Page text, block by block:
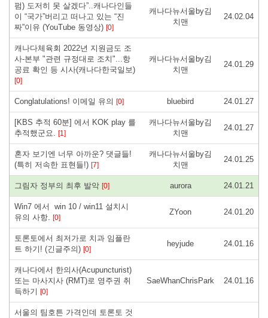
펌) 도저히 못 살겠다”..캐나다인들
이 “국가”버리고 떠나고 있는 “진
짜”이유 (YouTube 동영상) [0]
캐나다뉴서울by김
치맨
24.02.04
캐나다체육회 2022년 지원금도 조
사-본부 "관련 규정대로 조치"...항
공료 확인 등 시사(캐나다한국일보)
[0]
캐나다뉴서울by김
치맨
24.01.29
Conglatulations! 이메일 유의 [0] bluebird 24.01.27
[KBS 추적 60분] 에서 KOK play 를
추적했군요. [1]
캐나다뉴서울by김
치맨
24.01.27
혼자 보기엔 너무 아까운? 댓글들!
(특히 저속한 표현들!) [7]
캐나다뉴서울by김
치맨
24.01.25
그림자 정부의 최후 발악 [0] aurora 24.01.21
Win7 에서 win 10 / win11 설치시
유의 사항. [0]
ZYoon 24.01.20
토론토에서 최저가로 치과 임플란
트 하기! (긴글주의) [0]
heyjude 24.01.16
캐나다에서 한의사(Acupuncturist)
또는 마사지사 (RMT)로 영주권 취
득하기 [0]
SaeWhanChrisPark 24.01.16
서울의 팀호튼 가격인데 토론토 것